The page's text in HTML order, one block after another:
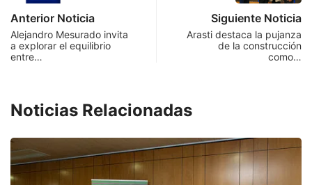
Anterior Noticia
Alejandro Mesurado invita
a explorar el equilibrio
entre…
Siguiente Noticia
Arasti destaca la pujanza
de la construcción
como…
Noticias Relacionadas